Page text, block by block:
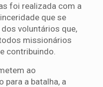
foi realizada com a
que se
voluntários que,
missionários
contribuindo.
ao
para a batalha, a